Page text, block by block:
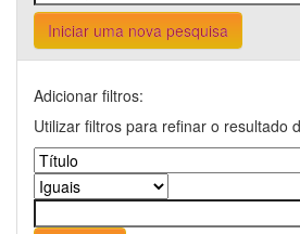
Iniciar uma nova pesquisa
Adicionar filtros:
Utilizar filtros para refinar o resultado